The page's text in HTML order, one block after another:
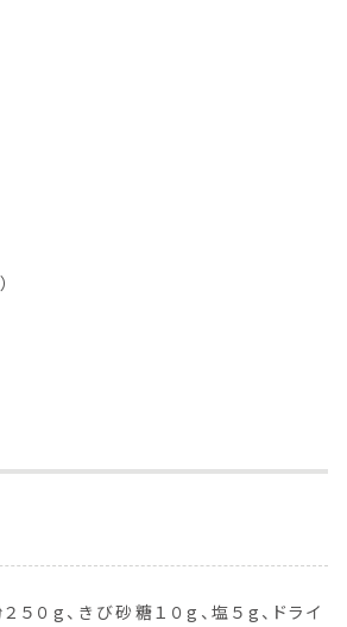
５０g、きび砂糖１０g、塩５g、ドライ